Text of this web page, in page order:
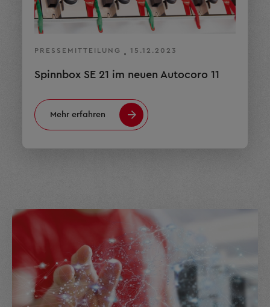
PRESSEMITTEILUNG 15.12.2023
Spinnbox SE 21 im neuen Autocoro 11
Mehr erfahren